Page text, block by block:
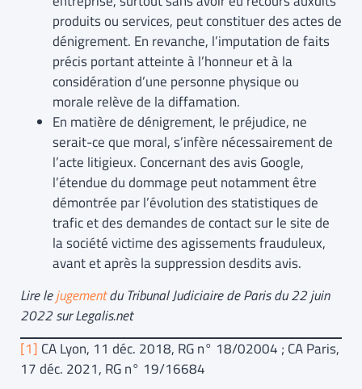
produits ou services, peut constituer des actes de
dénigrement. En revanche, l’imputation de faits
précis portant atteinte à l’honneur et à la
considération d’une personne physique ou
morale relève de la diffamation.
En matière de dénigrement, le préjudice, ne
serait-ce que moral, s’infère nécessairement de
l’acte litigieux. Concernant des avis Google,
l’étendue du dommage peut notamment être
démontrée par l’évolution des statistiques de
trafic et des demandes de contact sur le site de
la société victime des agissements frauduleux,
avant et après la suppression desdits avis.
Lire lejugementdu Tribunal Judiciaire de Paris du 22 juin
2022 sur Legalis.net
[1] CA Lyon, 11 déc. 2018, RG n° 18/02004 ; CA Paris,
17 déc. 2021, RG n° 19/16684